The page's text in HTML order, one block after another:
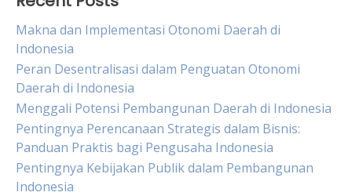
Makna dan Implementasi Otonomi Daerah di
Indonesia
Peran Desentralisasi dalam Penguatan Otonomi
Daerah di Indonesia
Menggali Potensi Pembangunan Daerah di Indonesia
Pentingnya Perencanaan Strategis dalam Bisnis:
Panduan Praktis bagi Pengusaha Indonesia
Pentingnya Kebijakan Publik dalam Pembangunan
Indonesia